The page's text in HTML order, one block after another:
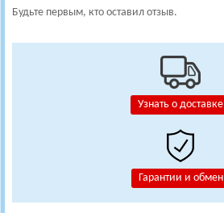
Узнать о доставке
Гарантии и обмен
Будьте первым, кто оставил отзыв.